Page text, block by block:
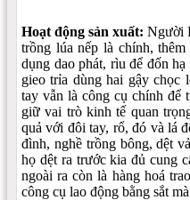
Hoạt động sản xuất: Người
trồng lúa nếp là chính,
dụng dao phát, rìu để đốn
gieo trỉa dùng hai gậy
tay vẫn là công cụ chính để
giữ vai trò kinh tế quan
quả với đôi tay, rổ, đó và lá
đình, nghề trồng bông, dệt
họ dệt ra trước kia đủ cung
ngoài ra còn là hàng hoá
công cụ lao động bằng sắt